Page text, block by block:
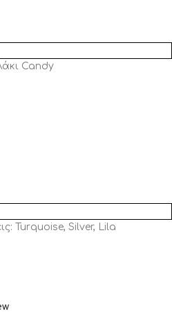
Candy
Turquoise, Silver, Lila